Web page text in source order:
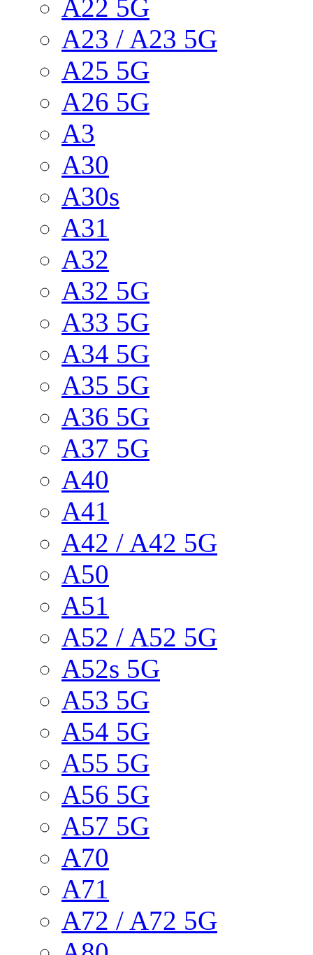
A22 5G
A23 / A23 5G
A25 5G
A26 5G
A3
A30
A30s
A31
A32
A32 5G
A33 5G
A34 5G
A35 5G
A36 5G
A37 5G
A40
A41
A42 / A42 5G
A50
A51
A52 / A52 5G
A52s 5G
A53 5G
A54 5G
A55 5G
A56 5G
A57 5G
A70
A71
A72 / A72 5G